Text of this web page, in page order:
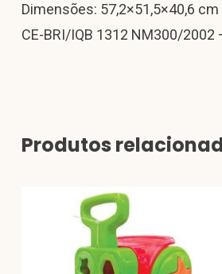
Dimensões: 57,2×51,5×40,6 cm
CE-BRI/IQB 1312 NM300/2002
Produtos